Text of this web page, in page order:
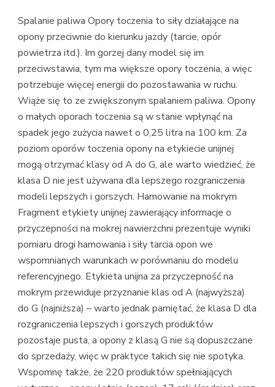
Spalanie paliwa Opory toczenia to siły działające na
opony przeciwnie do kierunku jazdy (tarcie, opór
powietrza itd.). Im gorzej dany model się im
przeciwstawia, tym ma większe opory toczenia, a więc
potrzebuje więcej energii do pozostawania w ruchu.
Wiąże się to ze zwiększonym spalaniem paliwa. Opony
o małych oporach toczenia są w stanie wpłynąć na
spadek jego zużycia nawet o 0,25 litra na 100 km. Za
poziom oporów toczenia opony na etykiecie unijnej
mogą otrzymać klasy od A do G, ale warto wiedzieć, że
klasa D nie jest używana dla lepszego rozgraniczenia
modeli lepszych i gorszych. Hamowanie na mokrym
Fragment etykiety unijnej zawierający informacje o
przyczepności na mokrej nawierzchni prezentuje wyniki
pomiaru drogi hamowania i siły tarcia opon we
wspomnianych warunkach w porównaniu do modelu
referencyjnego. Etykieta unijna za przyczepność na
mokrym przewiduje przyznanie klas od A (najwyższa)
do G (najniższa) – warto jednak pamiętać, że klasa D dla
rozgraniczenia lepszych i gorszych produktów
pozostaje pusta, a opony z klasą G nie są dopuszczane
do sprzedaży, więc w praktyce takich się nie spotyka.
Wspomnę także, że 220 produktów spełniających